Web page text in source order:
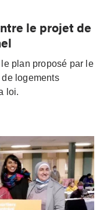
le projet de
plan proposé par le
logements
loi.